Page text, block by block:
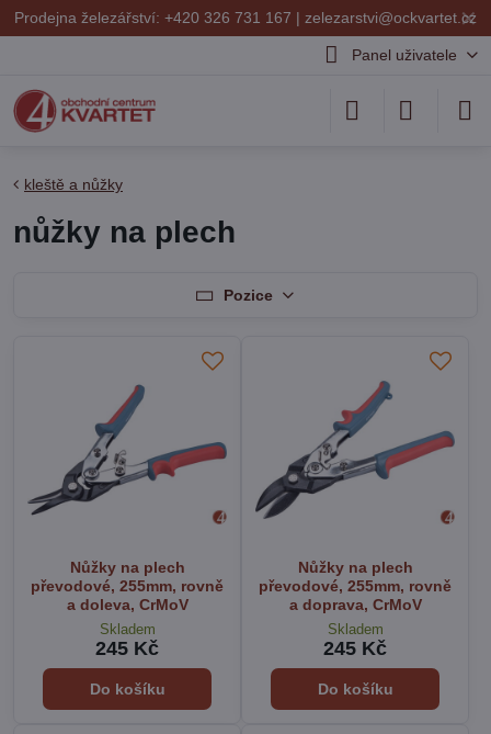
✕
Prodejna železářství: +420 326 731 167 | zelezarstvi@ockvartet.cz
Panel uživatele
kleště a nůžky
nůžky na plech
Pozice
Nůžky na plech
převodové, 255mm, rovně
a doleva, CrMoV
Skladem
245 Kč
Do košíku
Nůžky na plech
převodové, 255mm, rovně
a doprava, CrMoV
Skladem
245 Kč
Do košíku